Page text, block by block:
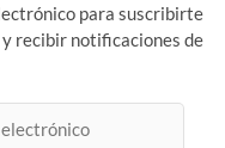
para suscribirte
recibir notificaciones de